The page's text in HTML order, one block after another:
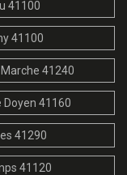
41100
41100
41240
41160
41290
41120